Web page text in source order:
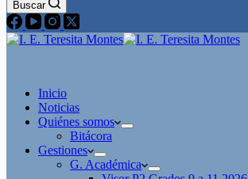
Buscar
Inicio
Noticias
Quiénes somos
Bitácora
Gestiones
G. Académica